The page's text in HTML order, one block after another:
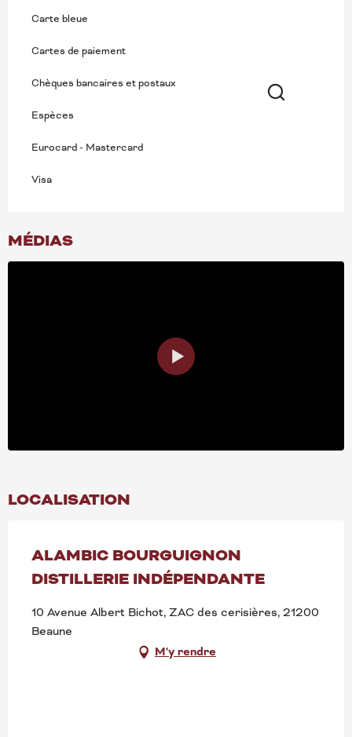
Carte bleue
Cartes de paiement
Chèques bancaires et postaux
Espèces
Eurocard - Mastercard
Visa
MÉDIAS
LOCALISATION
ALAMBIC BOURGUIGNON
DISTILLERIE INDÉPENDANTE
10 Avenue Albert Bichot, ZAC des cerisières, 21200
Beaune
M'y rendre